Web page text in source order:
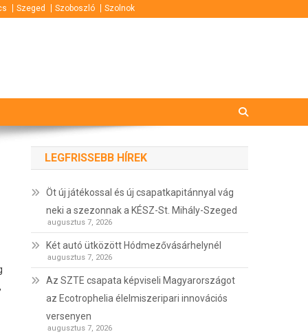
Szeged Szoboszló Szolnok
LEGFRISSEBB HÍREK
Öt új játékossal és új csapatkapitánnyal vág
neki a szezonnak a KÉSZ-St. Mihály-Szeged
augusztus 7, 2026
Két autó ütközött Hódmezővásárhelynél
augusztus 7, 2026
Az SZTE csapata képviseli Magyarországot
az Ecotrophelia élelmiszeripari innovációs
versenyen
augusztus 7, 2026